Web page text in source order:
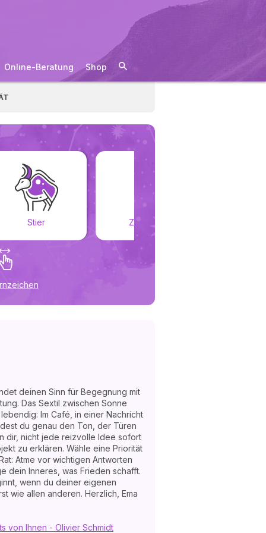
Online-Beratung Shop
Stier Zwillinge
deinen Sinn für Begegnung mit
Das Sextil zwischen Sonne
Im Café, in einer Nachricht
du genau den Ton, der Türen
dir, nicht jede reizvolle Idee sofort
zu erklären. Wähle eine Priorität
Atme vor wichtigen Antworten
dein Inneres, was Frieden schafft.
wenn du deiner eigenen
wie allen anderen. Herzlich, Ema
von Ihnen - Olivier Schmidt